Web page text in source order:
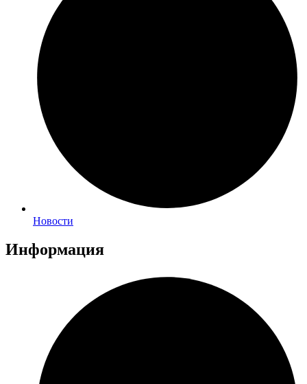
Новости
Информация